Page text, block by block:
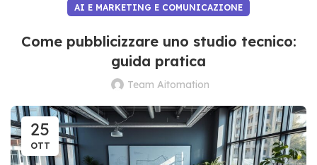
AI E MARKETING E COMUNICAZIONE
Come pubblicizzare uno studio tecnico:
guida pratica
Team Aitomation
25
OTT